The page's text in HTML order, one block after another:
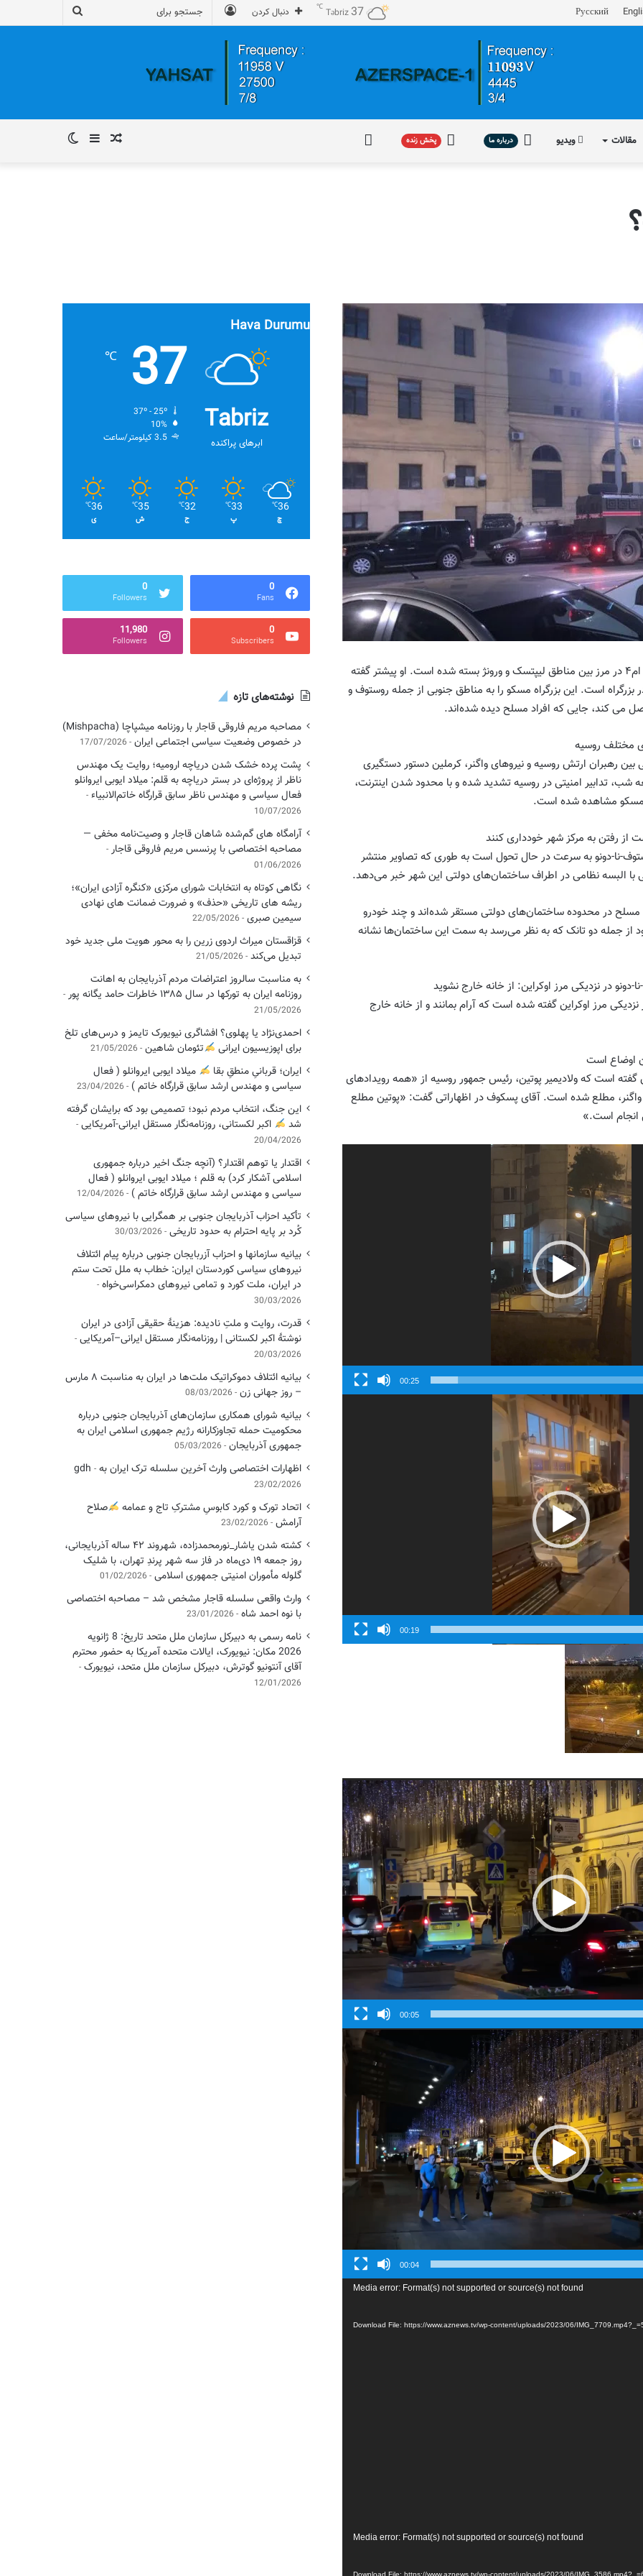
Русский دنبال کردن Təbriz37
℃
مقالات ویدیو درباره
درباره ما پخش
پخش زنده سایدبار نوشته
فرماندار لیپتسک می گوید بزرگراه ام۴ در مرز بین مناطق لیپتسک و ورونژ بسته شده است. او پیشتر گفته
است. این بزرگراه مسکو را به مناطق جنوبی از جمله روستوف و
می کند، جایی که افراد مسلح دیده شده‌اند.
مختلف روسیه
رهبران ارتش روسیه و نیروهای واگنر، کرملین دستور دستگیری
شب، تدابیر امنیتی در روسیه تشدید شده و با محدود شدن اینترنت،
مسکو مشاهده شده است.
از رفتن به مرکز شهر خودداری کنند
نا-دونو به سرعت در حال تحول است به طوری که تصاویر منتشر
با البسه نظامی در اطراف ساختمان‌های دولتی این شهر خبر می‌دهد.
در محدوده ساختمان‌های دولتی مستقر شده‌اند و چند خودرو
از جمله دو تانک که به نظر می‌رسد به سمت این ساختمان‌ها نشانه
در نزدیکی مرز اوکراین: از خانه خارج نشوید
مرز اوکراین گفته شده است که آرام بمانند و از خانه خارج
اوضاع است
است که ولادیمیر پوتین، رئیس جمهور روسیه از «همه رویدادهای
واگنر، مطلع شده است. آقای پسکوف در اظهاراتی گفت: «پوتین مطلع
انجام است.»
00:25
00:19
00:05
00:04
Media error: Format(s) not supported or source(s) not found
Download File: https://www.aznews.tv/wp-content/uploads/2023/06/
Media error: Format(s) not supported or source(s) not found
Hava Durumu
Tabriz
ابرهای پراکنده
37
℃
10%
3.5 کیلومتر/ساعت
36
℃
چ
33
℃
پ
32
℃
ج
35
℃
ش
36
℃
ی
0
Fans
0
Followers
0
Subscribers
11,980
Followers
نوشته‌های تازه
مصاحبه مریم فاروقی قاجار با روزنامه میشپاچا (Mishpacha)
در خصوص وضعیت سیاسی اجتماعی ایران 17/07/2026
پشت پرده خشک شدن دریاچه ارومیه؛ روایت یک مهندس
ناظر از پروژه‌ای در بستر دریاچه به قلم: میلاد ایوبی ایروانلو
فعال سیاسی و مهندس ناظر سابق قرارگاه خاتم‌الانبیاء
10/07/2026
آرامگاه های گم‌شده شاهان قاجار و وصیت‌نامه مخفی —
مصاحبه اختصاصی با پرنسس مریم فاروقی قاجار
01/06/2026
نگاهی کوتاه به انتخابات شورای مرکزی «کنگره آزادی ایران»؛
ریشه های تاریخی «حذف» و ضرورت ضمانت های نهادی
سیمین صبری 22/05/2026
قزاقستان میراث اردوی زرین را به محور هویت ملی جدید خود
تبدیل می‌کند 21/05/2026
به مناسبت سالروز اعتراضات مردم آذربایجان به اهانت
روزنامه ایران به تورکها در سال ۱۳۸۵ خاطرات حامد یگانه پور
21/05/2026
احمدی‌نژاد یا پهلوی؟ افشاگری نیویورک تایمز و درس‌های تلخ
برای اپوزیسیون ایرانی
تئومان شاهین 21/05/2026
ایران؛ قربانیِ منطقِ بقا
میلاد ایوبی ایروانلو ( فعال
سیاسی ‌و مهندس ارشد سابق قرارگاه خاتم ) 23/04/2026
این جنگ، انتخاب مردم نبود؛ تصمیمی بود که برایشان گرفته
شد
اکبر لکستانی، روزنامه‌نگار مستقل ایرانی-آمریکایی
20/04/2026
اقتدار یا توهم اقتدار؟ (آنچه جنگ اخیر درباره جمهوری
اسلامی آشکار کرد) به قلم ؛ میلاد ایوبی ایروانلو ( فعال
سیاسی و مهندس ارشد سابق قرارگاه خاتم ) 12/04/2026
تأکید احزاب آذربایجان جنوبی بر همگرایی با نیروهای سیاسی
کُرد بر پایه احترام به حدود تاریخی 30/03/2026
بیانیه سازمانها و احزاب آزربایجان جنوبی درباره پیام ائتلاف
نیروهای سیاسی کوردستان ایران: خطاب به ملل تحت ستم
در ایران، ملت کورد و تمامی نیروهای دمکراسی‌خواه
30/03/2026
قدرت، روایت و ملتِ نادیده: هزینهٔ حقیقی آزادی در ایران
نوشتهٔ اکبر لکستانی | روزنامه‌نگار مستقل ایرانی–آمریکایی
20/03/2026
بیانیه ائتلاف دموکراتیک ملت‌ها در ایران به مناسبت ۸ مارس
– روز جهانی زن 08/03/2026
بیانیه شورای همکاری سازمان‌های آذربایجان جنوبی درباره
محکومیت حمله تجاوزکارانه رژیم جمهوری اسلامی ایران به
جمهوری آذربایجان 05/03/2026
اظهارات اختصاصی وارث آخرین سلسله ترک ایران به gdh
23/02/2026
اتحاد تورک و کورد کابوسِ مشترکِ تاج و عمامه
​صلاح
آرامش 23/02/2026
کشته شدن یاشار_نورمحمدزاده، شهروند ۴۲ ساله آذربایجانی،
روز جمعه ۱۹ دی‌ماه در فاز سه شهر پرندِ تهران، با شلیک
گلوله مأموران امنیتی جمهوری اسلامی 01/02/2026
وارث واقعی سلسله قاجار مشخص شد – مصاحبه اختصاصی
با نوه احمد شاه 23/01/2026
نامه رسمی به دبیرکل سازمان ملل متحد تاریخ: 8 ژانویه
2026 مکان: نیویورک، ایالات متحده آمریکا به حضور محترم
آقای آنتونیو گوترش، دبیرکل سازمان ملل متحد، نیویورک
12/01/2026